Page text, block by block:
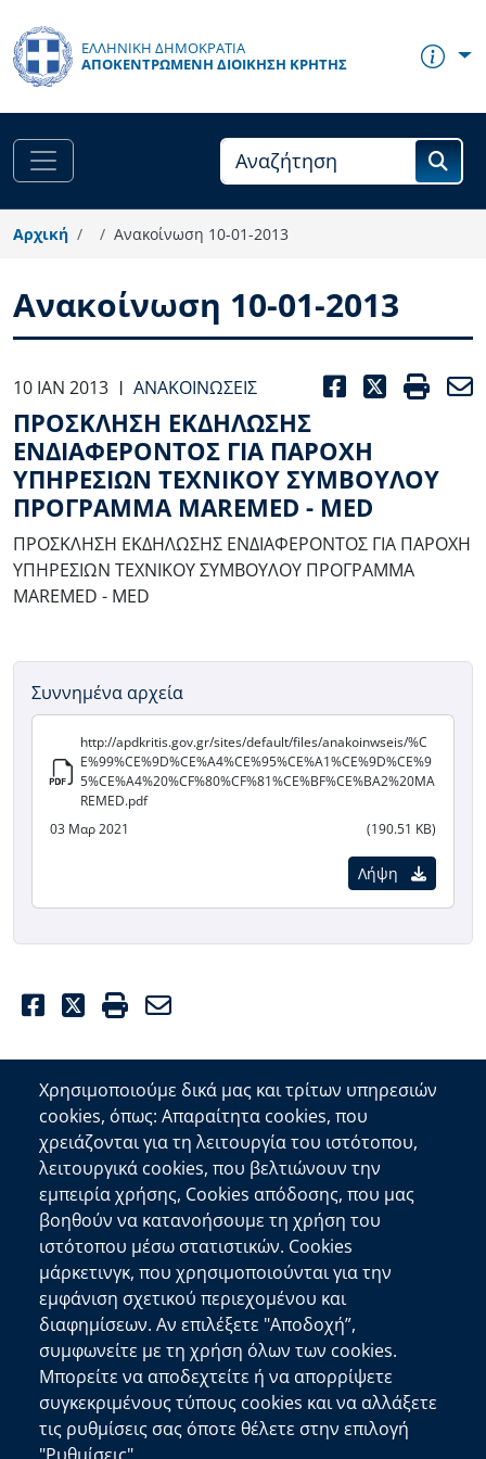
ΕΛΛΗΝΙΚΗ ΔΗΜΟΚΡΑΤΙΑ
ΑΠΟΚΕΝΤΡΩΜΈΝΗ ΔΙΟΊΚΗΣΗ ΚΡΉΤΗΣ
Αρχική Ανακοίνωση 10-01-2013
Ανακοίνωση 10-01-2013
10 ΙΑΝ 2013 | ΑΝΑΚΟΙΝΏΣΕΙΣ
ΠΡΟΣΚΛΗΣΗ ΕΚΔΗΛΩΣΗΣ
ΕΝΔΙΑΦΕΡΟΝΤΟΣ ΓΙΑ ΠΑΡΟΧΗ
ΥΠΗΡΕΣΙΩΝ ΤΕΧΝΙΚΟΥ ΣΥΜΒΟΥΛΟΥ
ΠΡΟΓΡΑΜΜΑ MAREMED - MED
ΠΡΟΣΚΛΗΣΗ ΕΚΔΗΛΩΣΗΣ ΕΝΔΙΑΦΕΡΟΝΤΟΣ ΓΙΑ ΠΑΡΟΧΗ
ΥΠΗΡΕΣΙΩΝ ΤΕΧΝΙΚΟΥ ΣΥΜΒΟΥΛΟΥ ΠΡΟΓΡΑΜΜΑ
MAREMED - MED
Συννημένα αρχεία
http://apdkritis.gov.gr/sites/default/files/anakoinwseis/%C
E%99%CE%9D%CE%A4%CE%95%CE%A1%CE%9D%CE%9
5%CE%A4%20%CF%80%CF%81%CE%BF%CE%BA2%20MA
REMED.pdf
03 Μαρ 2021
(190.51 KB)
Λήψη
Facebook
Twitter
Print
Επικοινωνία
Αποκεντρωμένη Διοίκηση Κρήτης
Πλατεία Κουντουριώτη 71202 Ηράκλειο
Επικοινωνήστε μαζί μας
Χρήσιμοι Σύνδεσμοι
Ελληνική Κυβέρνηση
Ευρωπαϊκή Επιτροπή
Πληροφορίες Ιστότοπου
Διαύγεια
Δήλωση Προσβασιμότητας
Χρησιμοποιούμε δικά μας και τρίτων υπηρεσιών
cookies, όπως: Απαραίτητα cookies, που
χρειάζονται για τη λειτουργία του ιστότοπου,
λειτουργικά cookies, που βελτιώνουν την
εμπειρία χρήσης, Cookies απόδοσης, που μας
βοηθούν να κατανοήσουμε τη χρήση του
ιστότοπου μέσω στατιστικών. Cookies
μάρκετινγκ, που χρησιμοποιούνται για την
εμφάνιση σχετικού περιεχομένου και
διαφημίσεων. Αν επιλέξετε "Αποδοχή”,
συμφωνείτε με τη χρήση όλων των cookies.
Μπορείτε να αποδεχτείτε ή να απορρίψετε
συγκεκριμένους τύπους cookies και να αλλάξετε
τις ρυθμίσεις σας όποτε θέλετε στην επιλογή